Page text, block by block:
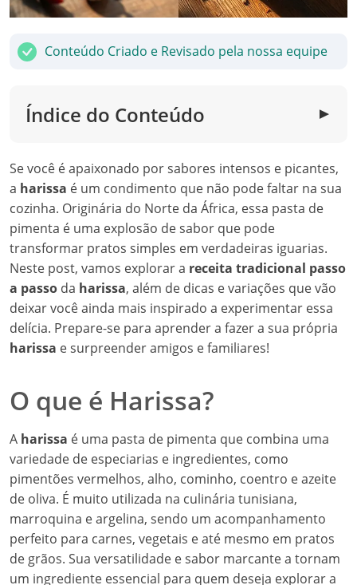
Conteúdo Criado e Revisado pela nossa equipe
Índice do Conteúdo ▼
Se você é apaixonado por sabores intensos e picantes,
a harissa é um condimento que não pode faltar na sua
cozinha. Originária do Norte da África, essa pasta de
pimenta é uma explosão de sabor que pode
transformar pratos simples em verdadeiras iguarias.
Neste post, vamos explorar a receita tradicional passo
a passo da harissa, além de dicas e variações que vão
deixar você ainda mais inspirado a experimentar essa
delícia. Prepare-se para aprender a fazer a sua própria
harissa e surpreender amigos e familiares!
O que é Harissa?
A harissa é uma pasta de pimenta que combina uma
variedade de especiarias e ingredientes, como
pimentões vermelhos, alho, cominho, coentro e azeite
de oliva. É muito utilizada na culinária tunisiana,
marroquina e argelina, sendo um acompanhamento
perfeito para carnes, vegetais e até mesmo em pratos
de grãos. Sua versatilidade e sabor marcante a tornam
um ingrediente essencial para quem deseja explorar a